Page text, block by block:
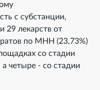
с субстанции,
29 лекарств от
по МНН (23,73%)
со стадии
четыре - со стадии